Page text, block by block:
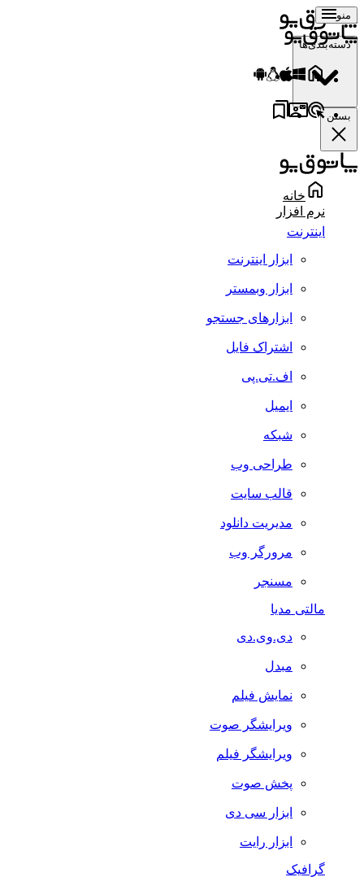
منو
دسته‌بندی‌ها
بستن
خانه
نرم افزار
اینترنت
ابزار اینترنت
ابزار وبمستر
ابزارهای جستجو
اشتراک فایل
اف.تی.پی
ایمیل
شبکه
طراحی وب
قالب سایت
مدیریت دانلود
مرورگر وب
مسنجر
مالتی مدیا
دی.وی.دی
مبدل
نمایش فیلم
ویرایشگر صوت
ویرایشگر فیلم
پخش صوت
ابزار سی دی
ابزار رایت
گرافیک